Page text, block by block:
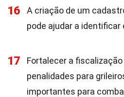
16
A criação de um
pode ajudar a identificar
17
Fortalecer a
penalidades para
importantes para